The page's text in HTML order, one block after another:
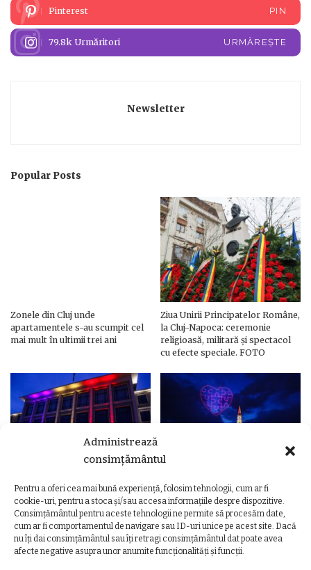
Administrează
consimțământul
Pentru a oferi cea mai bună experiență, folosim tehnologii, cum ar fi
cookie-uri, pentru a stoca și/sau accesa informațiile despre dispozitive.
Consimțământul pentru aceste tehnologii ne permite să procesăm date,
cum ar fi comportamentul de navigare sau ID-uri unice pe acest site. Dacă
nu îți dai consimțământul sau îți retragi consimțământul dat poate avea
afecte negative asupra unor anumite funcționalități și funcții.
Pinterest PIN
79.8k Urmăritori URMĂREȘTE
Newsletter
Popular Posts
Zonele din Cluj unde
apartamentele s-au scumpit cel
mai mult în ultimii trei ani
Ziua Unirii Principatelor Române,
la Cluj-Napoca: ceremonie
religioasă, militară și spectacol
cu efecte speciale. FOTO
Ziua Unirii Principatelor Române
– Clădiri și poduri din Cluj,
iluminate în culorile drapelului
Ziua Unirii la Cluj-Napoca.
Programul complet al
evenimentelor